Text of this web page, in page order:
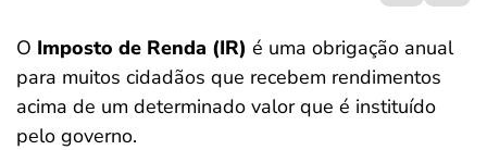
O Imposto de Renda (IR) é uma obrigação anual
para muitos cidadãos que recebem rendimentos
acima de um determinado valor que é instituído
pelo governo.